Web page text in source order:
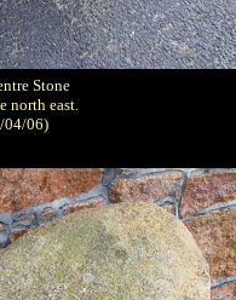
Stone
north east.
04/06)